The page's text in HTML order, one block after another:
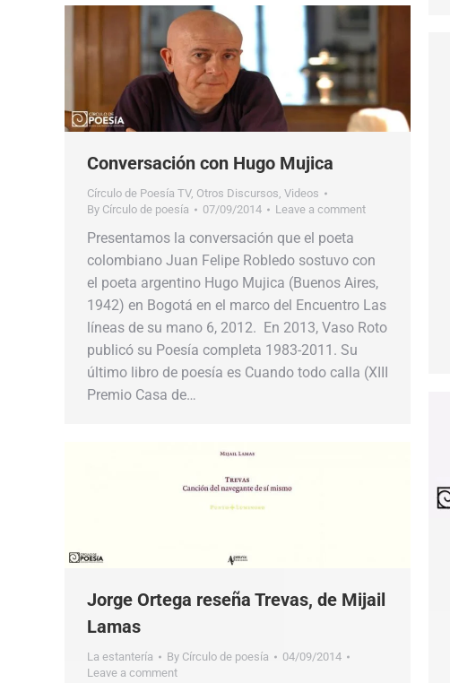
Conversación con Hugo Mujica
Círculo de Poesía TV, Otros Discursos Videos
By Círculo de poesía 07/09/2014 Leave a comment
Presentamos la conversación que el poeta
colombiano Juan Felipe Robledo sostuvo con
el poeta argentino Hugo Mujica (Buenos Aires,
1942) en Bogotá en el marco del Encuentro Las
líneas de su mano 6, 2012. En 2013, Vaso Roto
publicó su Poesía completa 1983-2011. Su
último libro de poesía es Cuando todo calla (XIII
Premio Casa de…
Jorge Ortega reseña Trevas, de Mijail
Lamas
La estantería By Círculo de poesía
04/09/2014
Leave a comment